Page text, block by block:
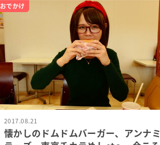
おでかけ
2017.08.21
懐かしのドムドムバーガー、アンナミ